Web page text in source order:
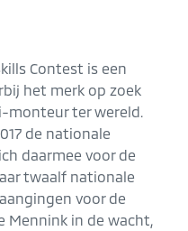
Contest is een
het merk op zoek
monteur ter wereld.
de nationale
daarmee voor de
twaalf nationale
voor de
Mennink in de wacht,